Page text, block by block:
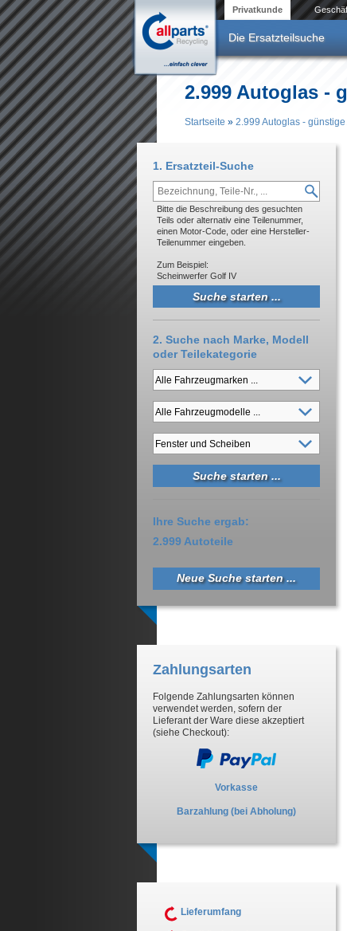
Direkt zum Inhalt Privatkunde
Die Ersatzteilsuche
2.999 Autoglas -
Startseite » 2.999 Autoglas -
1. Ersatzteil-Suche
Bitte die Beschreibung des gesuchten
Teils oder alternativ eine Teilenummer,
einen Motor-Code, oder eine Hersteller-
Teilenummer eingeben.
Zum Beispiel:
Scheinwerfer Golf IV
2. Suche nach Marke, Modell
oder Teilekategorie
Ihre Suche ergab:
2.999 Autoteile
Neue Suche starten ...
Zahlungsarten
Folgende Zahlungsarten können
verwendet werden, sofern der
Lieferant der Ware diese akzeptiert
(siehe Checkout):
Vorkasse
Barzahlung (bei Abholung)
Lieferumfang